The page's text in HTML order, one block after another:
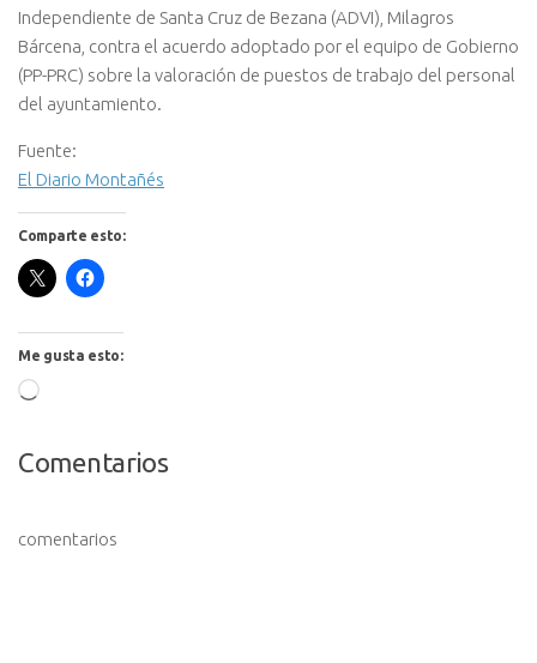
Independiente de Santa Cruz de Bezana (ADVI), Milagros
Bárcena, contra el acuerdo adoptado por el equipo de Gobierno
(PP-PRC) sobre la valoración de puestos de trabajo del personal
del ayuntamiento.
Fuente:
El Diario Montañés
Comparte esto:
Me gusta esto:
Cargando...
Comentarios
comentarios